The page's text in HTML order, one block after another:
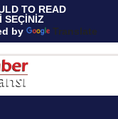
TO READ
SEÇİNİZ
by
Translate